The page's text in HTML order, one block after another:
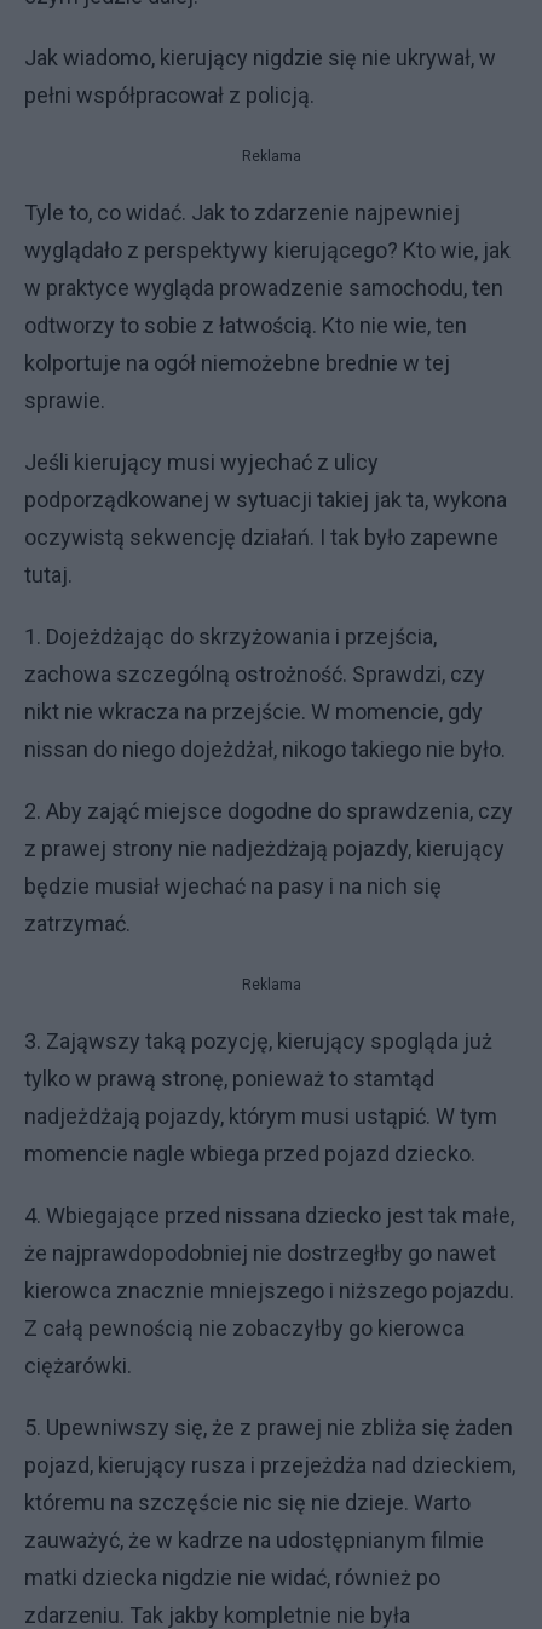
Jak wiadomo, kierujący nigdzie się nie ukrywał, w
pełni współpracował z policją.
Reklama
Tyle to, co widać. Jak to zdarzenie najpewniej
wyglądało z perspektywy kierującego? Kto wie, jak
w praktyce wygląda prowadzenie samochodu, ten
odtworzy to sobie z łatwością. Kto nie wie, ten
kolportuje na ogół niemożebne brednie w tej
sprawie.
Jeśli kierujący musi wyjechać z ulicy
podporządkowanej w sytuacji takiej jak ta, wykona
oczywistą sekwencję działań. I tak było zapewne
tutaj.
1. Dojeżdżając do skrzyżowania i przejścia,
zachowa szczególną ostrożność. Sprawdzi, czy
nikt nie wkracza na przejście. W momencie, gdy
nissan do niego dojeżdżał, nikogo takiego nie było.
2. Aby zająć miejsce dogodne do sprawdzenia, czy
z prawej strony nie nadjeżdżają pojazdy, kierujący
będzie musiał wjechać na pasy i na nich się
zatrzymać.
Reklama
3. Zająwszy taką pozycję, kierujący spogląda już
tylko w prawą stronę, ponieważ to stamtąd
nadjeżdżają pojazdy, którym musi ustąpić. W tym
momencie nagle wbiega przed pojazd dziecko.
4. Wbiegające przed nissana dziecko jest tak małe,
że najprawdopodobniej nie dostrzegłby go nawet
kierowca znacznie mniejszego i niższego pojazdu.
Z całą pewnością nie zobaczyłby go kierowca
ciężarówki.
5. Upewniwszy się, że z prawej nie zbliża się żaden
pojazd, kierujący rusza i przejeżdża nad dzieckiem,
któremu na szczęście nic się nie dzieje. Warto
zauważyć, że w kadrze na udostępnianym filmie
matki dziecka nigdzie nie widać, również po
zdarzeniu. Tak jakby kompletnie nie była